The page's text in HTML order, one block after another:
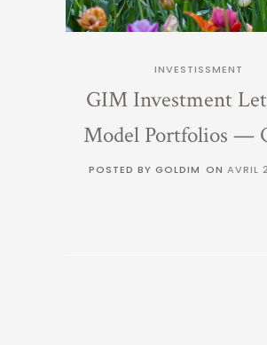
INVESTISSMENT
GIM Investment
Model Portfolios —
POSTED BY GOLDIM ON AVRIL